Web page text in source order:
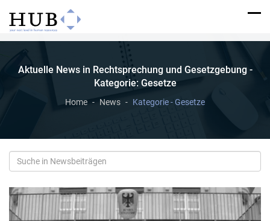
Aktuelle News in Rechtsprechung und Gesetzgebung -
Kategorie: Gesetze
Home News Kategorie - Gesetze